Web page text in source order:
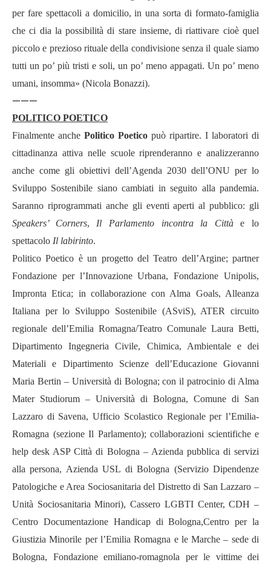
per fare spettacoli a domicilio, in una sorta di formato-famiglia
che ci dia la possibilità di stare insieme, di riattivare cioè quel
piccolo e prezioso rituale della condivisione senza il quale siamo
tutti un po’ più tristi e soli, un po’ meno appagati. Un po’ meno
umani, insomma» (Nicola Bonazzi).
———
POLITICO POETICO
Finalmente anche Politico Poetico può ripartire. I laboratori di
cittadinanza attiva nelle scuole riprenderanno e analizzeranno
anche come gli obiettivi dell’Agenda 2030 dell’ONU per lo
Sviluppo Sostenibile siano cambiati in seguito alla pandemia.
Saranno riprogrammati anche gli eventi aperti al pubblico: gli
Speakers’ Corners, Il Parlamento incontra la Cittàe lo
spettacolo Il labirinto.
Politico Poetico è un progetto del Teatro dell’Argine; partner
Fondazione per l’Innovazione Urbana, Fondazione Unipolis,
Impronta Etica; in collaborazione con Alma Goals, Alleanza
Italiana per lo Sviluppo Sostenibile (ASviS), ATER circuito
regionale dell’Emilia Romagna/Teatro Comunale Laura Betti,
Dipartimento Ingegneria Civile, Chimica, Ambientale e dei
Materiali e Dipartimento Scienze dell’Educazione Giovanni
Maria Bertin – Università di Bologna; con il patrocinio di Alma
Mater Studiorum – Università di Bologna, Comune di San
Lazzaro di Savena, Ufficio Scolastico Regionale per l’Emilia-
Romagna (sezione Il Parlamento); collaborazioni scientifiche e
help desk ASP Città di Bologna – Azienda pubblica di servizi
alla persona, Azienda USL di Bologna (Servizio Dipendenze
Patologiche e Area Sociosanitaria del Distretto di San Lazzaro –
Unità Sociosanitaria Minori), Cassero LGBTI Center, CDH –
Centro Documentazione Handicap di Bologna,Centro per la
Giustizia Minorile per l’Emilia Romagna e le Marche – sede di
Bologna, Fondazione emiliano-romagnola per le vittime dei